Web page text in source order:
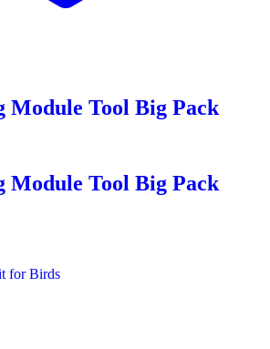
Module Tool Big Pack
Module Tool Big Pack